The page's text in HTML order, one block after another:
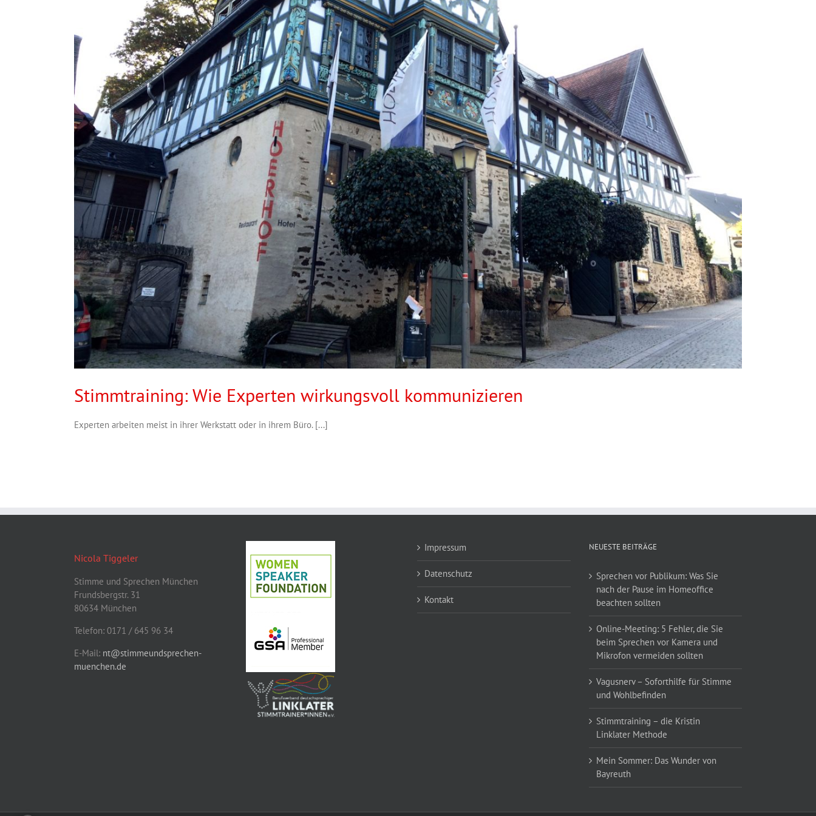
Stimmtraining: Wie Experten wirkungsvoll kommunizieren
Experten arbeiten meist in ihrer Werkstatt oder in ihrem Büro. [...]
Nicola Tiggeler
Stimme und Sprechen München
Frundsbergstr. 31
80634 München
Telefon: 0171 / 645 96 34
E-Mail: nt@stimmeundsprechen-
muenchen.de
Impressum
Datenschutz
Kontakt
NEUESTE BEITRÄGE
Sprechen vor Publikum: Was Sie
nach der Pause im Homeoffice
beachten sollten
Online-Meeting: 5 Fehler, die Sie
beim Sprechen vor Kamera und
Mikrofon vermeiden sollten
Vagusnerv – Soforthilfe für Stimme
und Wohlbefinden
Stimmtraining – die Kristin
Linklater Methode
Mein Sommer: Das Wunder von
Bayreuth